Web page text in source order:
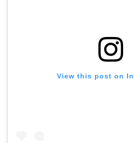
View this post on